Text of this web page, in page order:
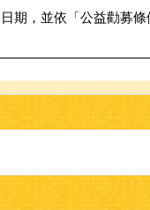
期，並依「公益勸募